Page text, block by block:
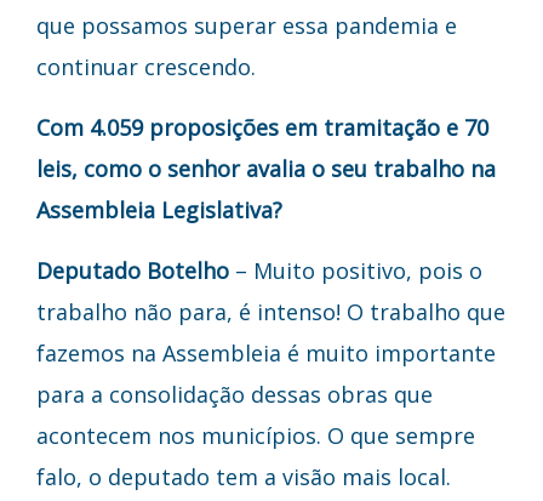
que possamos superar essa pandemia e
continuar crescendo.
Com 4.059 proposições em tramitação e 70
leis, como o senhor avalia o seu trabalho na
Assembleia Legislativa?
Deputado Botelho – Muito positivo, pois o
trabalho não para, é intenso! O trabalho que
fazemos na Assembleia é muito importante
para a consolidação dessas obras que
acontecem nos municípios. O que sempre
falo, o deputado tem a visão mais local.